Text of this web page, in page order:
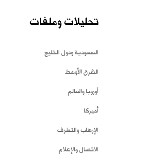
تحليلات وملفات
السعودية ودول الخليج
الشرق الأوسط
أوروبا والعالم
أميركا
الإرهاب والتطرف
الاتصال والإعلام